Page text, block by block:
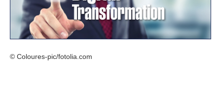
© Coloures-pic/fotolia.com